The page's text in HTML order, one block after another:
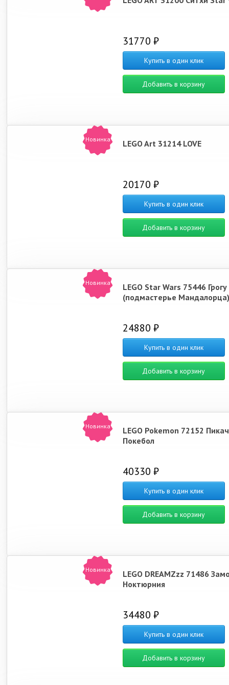
31770 ₽
Купить в один клик
Добавить в корзину
Новинка LEGO Art 31214 LOVE
20170 ₽
Купить в один клик
Добавить в корзину
Новинка
LEGO Star Wars 75446 Грогу
(подмастерье Мандалорца)
24880 ₽
Купить в один клик
Добавить в корзину
Новинка
LEGO Pokemon 72152
Покебол
40330 ₽
Купить в один клик
Добавить в корзину
Новинка
LEGO DREAMZzz 71486
Ноктюрния
34480 ₽
Купить в один клик
Добавить в корзину